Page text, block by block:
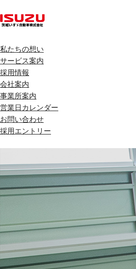
私たちの想い
サービス案内
採用情報
会社案内
事業所案内
営業日カレンダー
お問い合わせ
採用エントリー